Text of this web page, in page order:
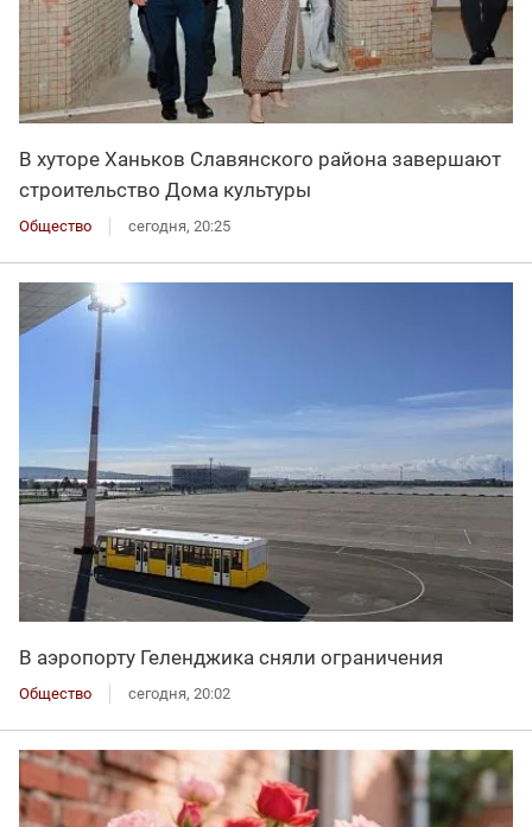
В хуторе Ханьков Славянского района завершают
строительство Дома культуры
Общество сегодня, 20:25
В аэропорту Геленджика сняли ограничения
Общество сегодня, 20:02